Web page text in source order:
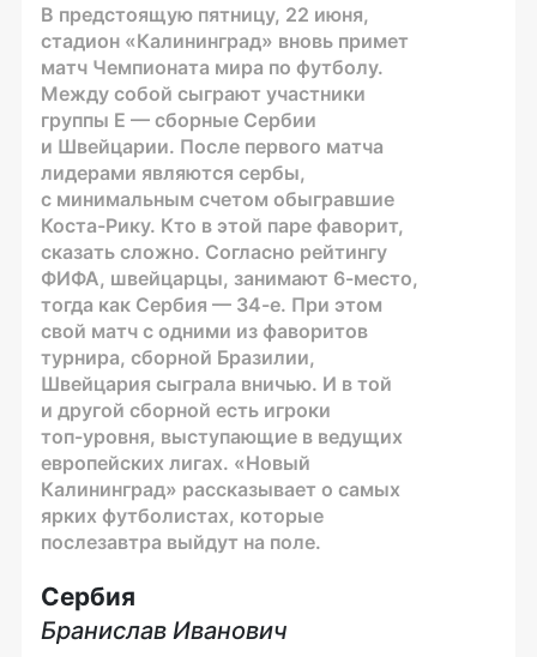
В предстоящую пятницу, 22 июня,
стадион «Калининград» вновь примет
матч Чемпионата мира по футболу.
Между собой сыграют участники
группы E — сборные Сербии
и Швейцарии. После первого матча
лидерами являются сербы,
с минимальным счетом обыгравшие
Коста-Рику. Кто в этой паре фаворит,
сказать сложно. Согласно рейтингу
ФИФА, швейцарцы, занимают 6-место,
тогда как Сербия — 34-е. При этом
свой матч с одними из фаворитов
турнира, сборной Бразилии,
Швейцария сыграла вничью. И в той
и другой сборной есть игроки
топ-уровня, выступающие в ведущих
европейских лигах. «Новый
Калининград» рассказывает о самых
ярких футболистах, которые
послезавтра выйдут на поле.
Сербия
Бранислав Иванович